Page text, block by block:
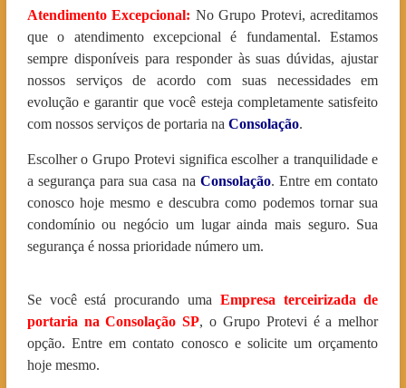
Atendimento Excepcional: No Grupo Protevi, acreditamos
que o atendimento excepcional é fundamental. Estamos
sempre disponíveis para responder às suas dúvidas, ajustar
nossos serviços de acordo com suas necessidades em
evolução e garantir que você esteja completamente satisfeito
com nossos serviços de portaria na Consolação.
Escolher o Grupo Protevi significa escolher a tranquilidade e
a segurança para sua casa na Consolação. Entre em contato
conosco hoje mesmo e descubra como podemos tornar sua
condomínio ou negócio um lugar ainda mais seguro. Sua
segurança é nossa prioridade número um.
Se você está procurando uma Empresa terceirizada de
portaria na Consolação SP, o Grupo Protevi é a melhor
opção. Entre em contato conosco e solicite um orçamento
hoje mesmo.